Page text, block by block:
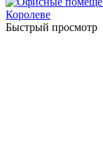
Быстрый просмотр